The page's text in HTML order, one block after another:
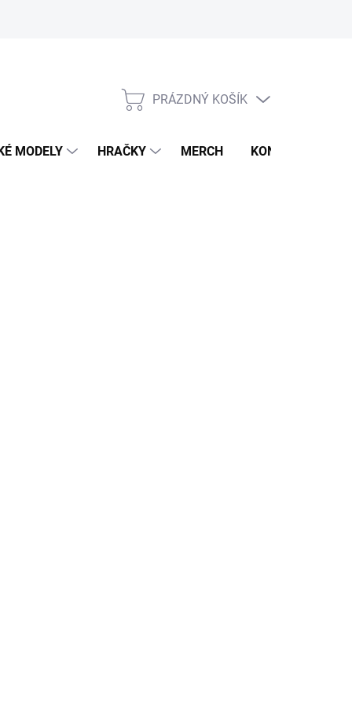
NÁKUPNÍ
PRÁZDNÝ KOŠÍK
MODELY HRAČKY MERCH KONTAKTY
25g s kovovými převody a rozsahem
ideální pro modely letadel a vrtulníků, malá